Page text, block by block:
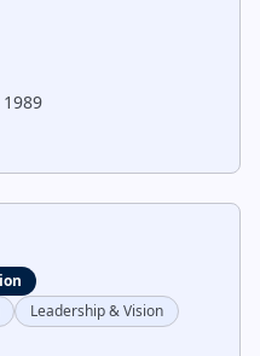
Leadership & Vision